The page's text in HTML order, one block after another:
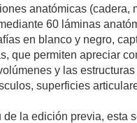
anatómicas (cadera,
60 láminas
en blanco y negro,
que permiten apreciar
y las
superficies
de la edición previa, esta